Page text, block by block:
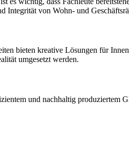
Integrität von Wohn- und
bieten kreative Lösungen für
umgesetzt werden.
und nachhaltig produziertem